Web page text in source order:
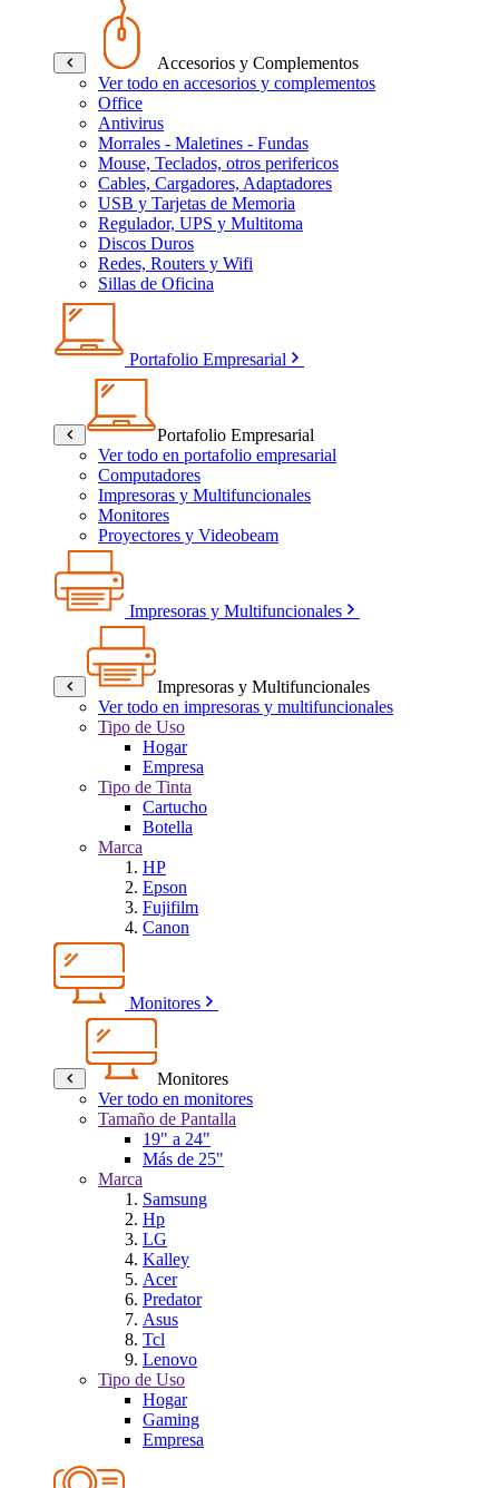
Accesorios y Complementos
Ver todo en accesorios y complementos
Office
Antivirus
Morrales - Maletines - Fundas
Mouse, Teclados, otros perifericos
Cables, Cargadores, Adaptadores
USB y Tarjetas de Memoria
Regulador, UPS y Multitoma
Discos Duros
Redes, Routers y Wifi
Sillas de Oficina
Portafolio Empresarial
Portafolio Empresarial
Ver todo en portafolio empresarial
Computadores
Impresoras y Multifuncionales
Monitores
Proyectores y Videobeam
Impresoras y Multifuncionales
Impresoras y Multifuncionales
Ver todo en impresoras y multifuncionales
Tipo de Uso
Hogar
Empresa
Tipo de Tinta
Cartucho
Botella
Marca
HP
Epson
Fujifilm
Canon
Monitores
Monitores
Ver todo en monitores
Tamaño de Pantalla
19" a 24"
Más de 25"
Marca
Samsung
Hp
LG
Kalley
Acer
Predator
Asus
Tcl
Lenovo
Tipo de Uso
Hogar
Gaming
Empresa